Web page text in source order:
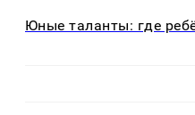
Юные таланты: где